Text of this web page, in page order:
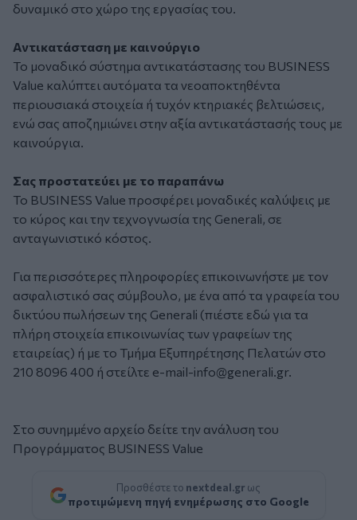
δυναμικό στο χώρο της εργασίας του.
Αντικατάσταση με καινούργιο
Το μοναδικό σύστημα αντικατάστασης του BUSINESS
Value καλύπτει αυτόματα τα νεοαποκτηθέντα
περιουσιακά στοιχεία ή τυχόν κτηριακές βελτιώσεις,
ενώ σας αποζημιώνει στην αξία αντικατάστασής τους με
καινούργια.
Σας προστατεύει με το παραπάνω
Το BUSINESS Value προσφέρει μοναδικές καλύψεις με
το κύρος και την τεχνογνωσία της Generali, σε
ανταγωνιστικό κόστος.
Για περισσότερες πληροφορίες επικοινωνήστε με τον
ασφαλιστικό σας σύμβουλο, με ένα από τα γραφεία του
δικτύου πωλήσεων της Generali (πιέστε εδώ για τα
πλήρη στοιχεία επικοινωνίας των γραφείων της
εταιρείας) ή με το Τμήμα Εξυπηρέτησης Πελατών στο
210 8096 400 ή στείλτε e-mail-info@generali.gr.
Στο συνημμένο αρχείο δείτε την ανάλυση του
Προγράμματος BUSINESS Value
Προσθέστε το nextdeal.gr ως
προτιμώμενη πηγή ενημέρωσης στο Google